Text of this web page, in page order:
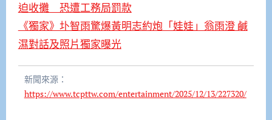
迫收攤 恐遭工務局罰款
《獨家》圤智雨驚爆黃明志約炮「娃娃」翁雨澄 鹹
濕對話及照片獨家曝光
新聞來源：
https://www.tcpttw.com/entertainment/2025/12/13/227320/